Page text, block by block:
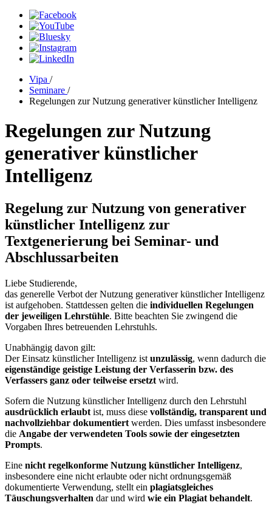
Vipa /
Seminare /
Regelungen zur Nutzung generativer künstlicher Intelligenz
Regelungen zur Nutzung
generativer künstlicher
Intelligenz
Regelung zur Nutzung von generativer
künstlicher Intelligenz zur
Textgenerierung bei Seminar- und
Abschlussarbeiten
Liebe Studierende,
das generelle Verbot der Nutzung generativer künstlicher Intelligenz
ist aufgehoben. Stattdessen gelten die individuellen Regelungen
der jeweiligen Lehrstühle. Bitte beachten Sie zwingend die
Vorgaben Ihres betreuenden Lehrstuhls.
Unabhängig davon gilt:
Der Einsatz künstlicher Intelligenz ist unzulässig, wenn dadurch die
eigenständige geistige Leistung der Verfasserin bzw. des
Verfassers ganz oder teilweise ersetzt wird.
Sofern die Nutzung künstlicher Intelligenz durch den Lehrstuhl
ausdrücklich erlaubt ist, muss diese vollständig, transparent und
nachvollziehbar dokumentiert werden. Dies umfasst insbesondere
die Angabe der verwendeten Tools sowie der eingesetzten
Prompts.
Eine nicht regelkonforme Nutzung künstlicher Intelligenz,
insbesondere eine nicht erlaubte oder nicht ordnungsgemäß
dokumentierte Verwendung, stellt ein plagiatsgleiches
Täuschungsverhalten dar und wird wie ein Plagiat behandelt.